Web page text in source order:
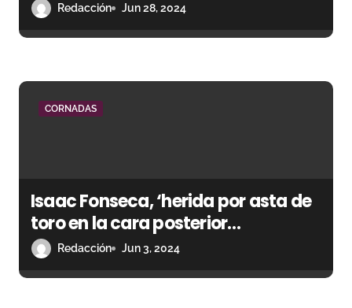
en Algeciras
Redacción Jun 28, 2024
CORNADAS
Isaac Fonseca, ‘herida por asta de
toro en la cara posterior
hemotórax izquierdo con una
Redacción Jun 3, 2024